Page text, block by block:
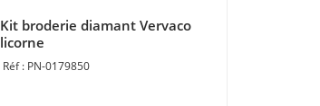
Kit broderie diamant Vervaco
licorne
PN-0179850